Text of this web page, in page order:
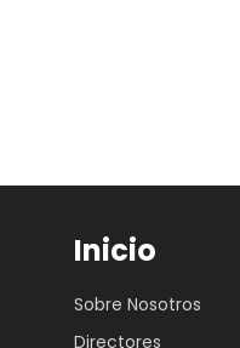
Inicio
Sobre Nosotros
Directores